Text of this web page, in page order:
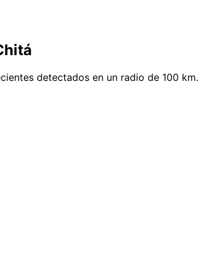
detectados en un radio de 100 km.